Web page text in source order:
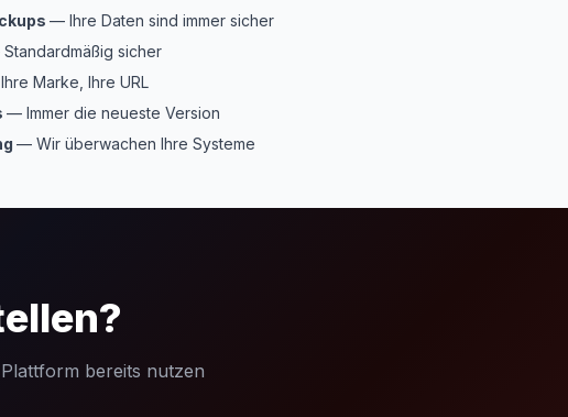
— Ihre Daten sind immer sicher
sicher
Marke, Ihre URL
— Immer die neueste Version
— Wir überwachen Ihre Systeme
bereits nutzen